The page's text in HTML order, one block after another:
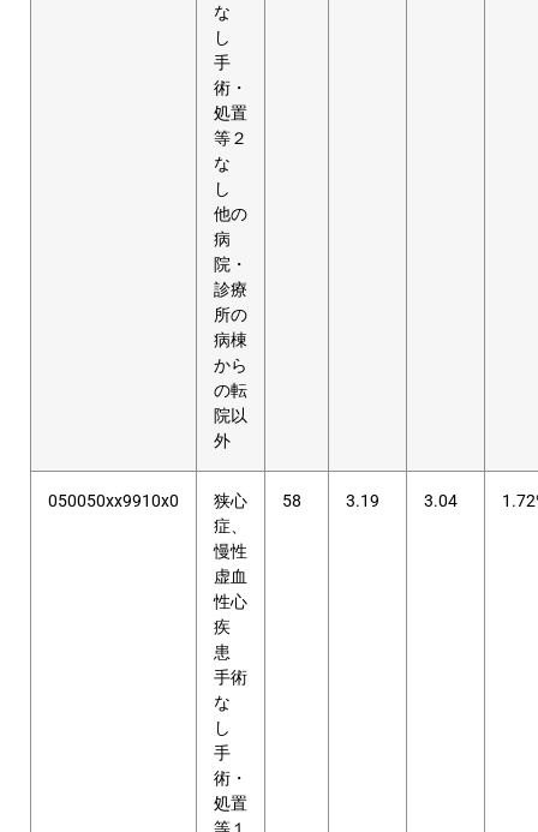
な
し
手
術・
処置
等２
な
し
他の
病
院・
診療
所の
病棟
から
の転
院以
外
050050xx9910x0
狭心
症、
慢性
虚血
性心
疾
患
手術
な
し
手
術・
処置
58 3.19 3.04